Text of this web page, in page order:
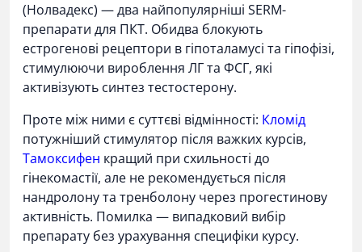
(Нолвадекс) — два найпопулярніші SERM-
препарати для ПКТ. Обидва блокують
естрогенові рецептори в гіпоталамусі та гіпофізі,
стимулюючи вироблення ЛГ та ФСГ, які
активізують синтез тестостерону.
Проте між ними є суттєві відмінності: Кломід
потужніший стимулятор після важких курсів,
Тамоксифен кращий при схильності до
гінекомастії, але не рекомендується після
нандролону та тренболону через прогестинову
активність. Помилка — випадковий вибір
препарату без урахування специфіки курсу.